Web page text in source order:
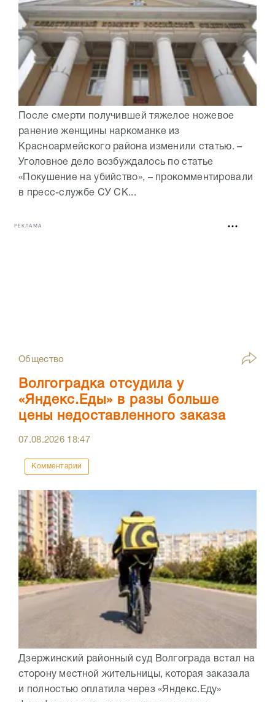
После смерти получившей тяжелое ножевое
ранение женщины наркоманке из
Красноармейского района изменили статью. –
Уголовное дело возбуждалось по статье
«Покушение на убийство», – прокомментировали
в пресс-службе СУ СК...
РЕКЛАМА
Общество
Волгоградка отсудила у
«Яндекс.Еды» в разы больше
цены недоставленного заказа
07.08.2026 18:47
Комментарии
Дзержинский районный суд Волгограда встал на
сторону местной жительницы, которая заказала
и полностью оплатила через «Яндекс.Еду»